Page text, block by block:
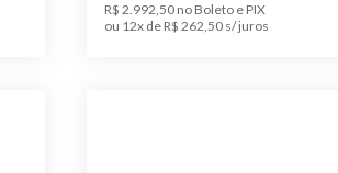
R$ 2.992,50 no Boleto e PIX
ou 12x de R$ 262,50 s/ juros